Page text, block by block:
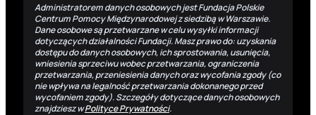
Administratorem danych osobowych jest Fundacja Polskie
Centrum Pomocy Międzynarodowej z siedzibą w Warszawie.
Dane osobowe są przetwarzane w celu wysyłki informacji
dotyczących działalności Fundacji. Masz prawo do: uzyskania
dostępu do danych osobowych, ich sprostowania, usunięcia,
wniesienia sprzeciwu wobec przetwarzania, ograniczenia
przetwarzania, przeniesienia danych oraz wycofania zgody (co
nie wpływa na legalność przetwarzania dokonanego przed
wycofaniem zgody). Szczegóły dotyczące danych osobowych
znajdziesz wPolityce Prywatności.